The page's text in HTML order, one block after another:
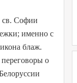
св. Софии
именно с
блаж.
о